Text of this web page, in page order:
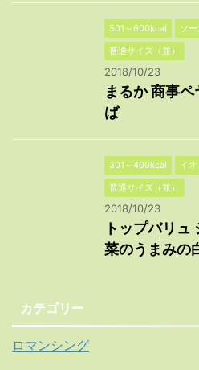
501～600kcal ソー
普通サイズ（並）
2018/10/23
まるか 商事
ば
301～400kcal イオ
普通サイズ（並）
2018/10/23
トップバリ
菜のうまみの
カテゴリー
ロマンシング